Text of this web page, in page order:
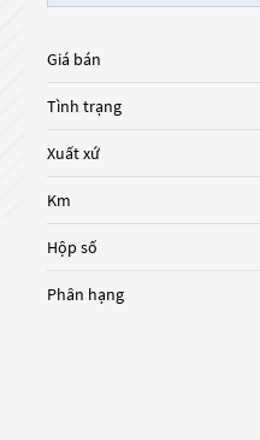
Giá bán
Tình trạng
Xuất xứ
Km
Hộp số
Phân hạng